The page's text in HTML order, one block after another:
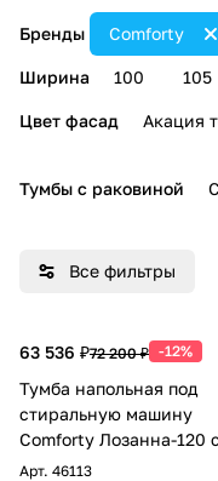
ной
й
Бренды Comforty
Ширина 100 105
Цвет фасад Акация
Тумбы с раковиной
Все фильтры
63 536 ₽72 200 ₽ -12%
Тумба напольная под
стиральную машину
Comforty Лозанна-120 с
графитовой
Арт. 46113